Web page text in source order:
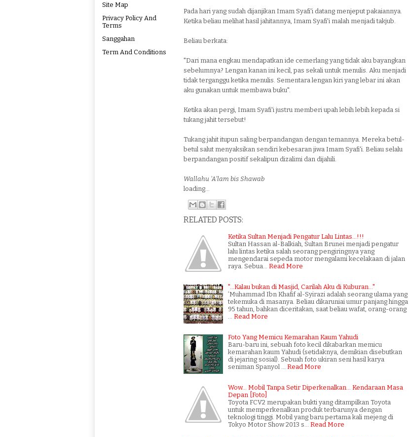
Site Map
Privacy Policy And
Terms
Sanggahan
Term And Conditions
Pada hari yang sudah dijanjikan Imam Syafi'i datang menjeput pakaiannya.
Ketika beliau melihat hasil jahitannya, Imam Syafi'i malah menjadi takjub.
Beliau berkata:
"Dari mana engkau mendapatkan ide cemerlang yang tidak aku bayangkan
sebelumnya? Lengan kanan ini kecil, pas sekali untuk menulis. Aku menjadi
tidak terganggu ketika menulis. Sementara lengan kiri yang lebar ini akan
aku gunakan untuk membawa buku".
Ketika akan pergi, Imam Syafi'i justru memberi upah lebih lebih kepada si
tukang jahit tersebut!
Tukang jahit itupun saling berpandangan dengan temannya. Mereka betul-
betul salut menyaksikan sendiri kebesaran jiwa Imam Syafi'i. Beliau selalu
berpandangan positif sekalipun dizalimi dan dijahili.
Wallahu 'A'lam bis Shawab
loading...
RELATED POSTS:
Ketika Sultan Menjadi Pengatur Lalu Lintas...!!!
Sultan Hassan al-Balkiah, Sultan Brunei menjadi pengatur
lalu lintas ketika salah seorang pengiringnya yang
mengendarai sepeda motor mengalami kecelakaan di jalan
raya. Sebua…
Read More
"...Kalau bukan di Masjid, Carilah Aku di Kuburan..."
’Muhammad Ibn Khafif al-Syirazi adalah seorang ulama yang
tekemuka di masanya. Beliau dikaruniai umur panjang hingga
95 tahun, bahkan diceritakan, saat beliau wafat, orang-orang
Read More
Foto Yang Memicu Kemarahan Kaum Yahudi
Baru-baru ini, sebuah foto kecil dikabarkan memicu
kemarahan kaum Yahudi (setidaknya, demikian disebutkan
di jejaring sosial). Sebuah foto ukiran seni hasil karya
seniman Spanyol …
Read More
Wow... Mobil Tanpa Setir Diperkenalkan... Kendaraan Masa
Depan [Foto]
Toyota FCV2 merupakan bukti yang ditampilkan Toyota
untuk memperkenalkan produk terbarunya dengan
teknologi tinggi. Mobil yang baru pertama kali mejeng di
Tokyo Motor Show 2013 s…
Read More